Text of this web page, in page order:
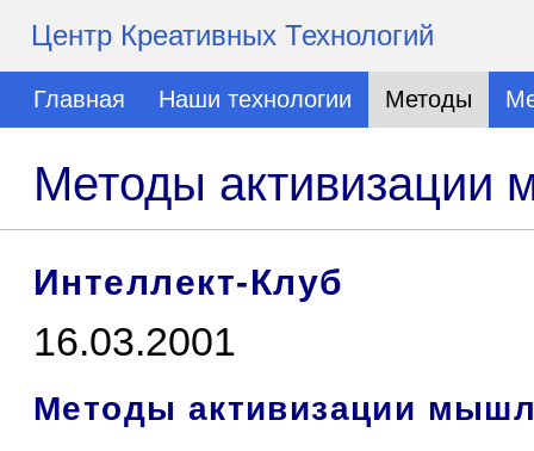
Центр Креативных Технологий
Главная Наши технологии Методы
Методы активизации
Интеллект-Клуб
16.03.2001
Методы активизации